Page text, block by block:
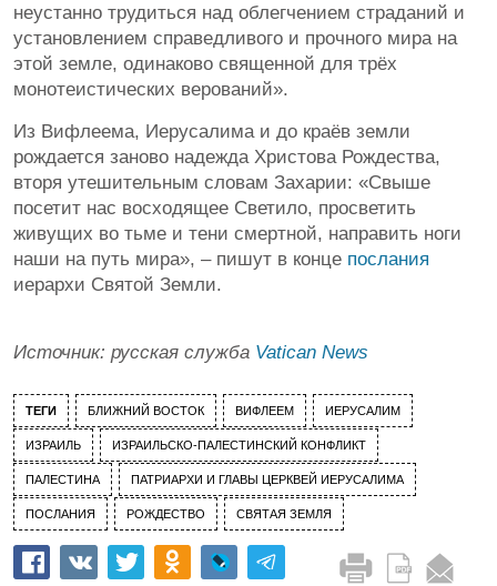
неустанно трудиться над облегчением страданий и
установлением справедливого и прочного мира на
этой земле, одинаково священной для трёх
монотеистических верований».
Из Вифлеема, Иерусалима и до краёв земли
рождается заново надежда Христова Рождества,
вторя утешительным словам Захарии: «Свыше
посетит нас восходящее Светило, просветить
живущих во тьме и тени смертной, направить ноги
наши на путь мира», – пишут в конце послания
иерархи Святой Земли.
Источник: русская служба Vatican News
ТЕГИ БЛИЖНИЙ ВОСТОК ВИФЛЕЕМ ИЕРУСАЛИМ
ИЗРАИЛЬ ИЗРАИЛЬСКО-ПАЛЕСТИНСКИЙ КОНФЛИКТ
ПАЛЕСТИНА ПАТРИАРХИ И ГЛАВЫ ЦЕРКВЕЙ ИЕРУСАЛИМА
ПОСЛАНИЯ РОЖДЕСТВО СВЯТАЯ ЗЕМЛЯ